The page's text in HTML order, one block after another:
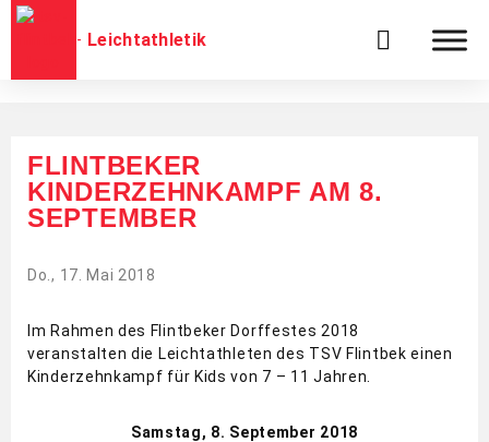
Leichtathletik
FLINTBEKER
KINDERZEHNKAMPF AM 8.
SEPTEMBER
Do., 17. Mai 2018
Im Rahmen des Flintbeker Dorffestes 2018
veranstalten die Leichtathleten des TSV Flintbek einen
Kinderzehnkampf für Kids von 7 – 11 Jahren.
Samstag, 8. September 2018